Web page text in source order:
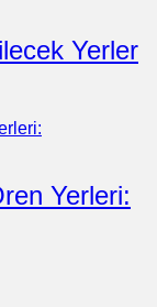
Yerler
Yerleri: